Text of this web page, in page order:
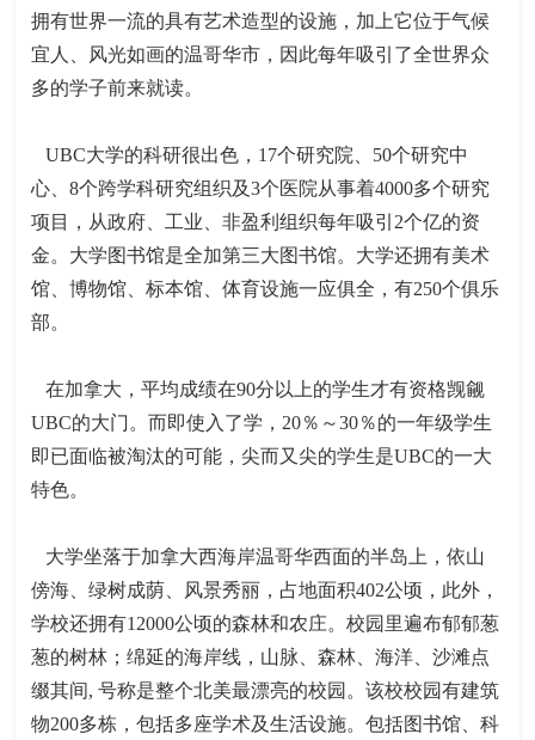
拥有世界一流的具有艺术造型的设施，加上它位于气候
宜人、风光如画的温哥华市，因此每年吸引了全世界众
多的学子前来就读。
UBC大学的科研很出色，17个研究院、50个研究中
心、8个跨学科研究组织及3个医院从事着4000多个研究
项目，从政府、工业、非盈利组织每年吸引2个亿的资
金。大学图书馆是全加第三大图书馆。大学还拥有美术
馆、博物馆、标本馆、体育设施一应俱全，有250个俱乐
部。
在加拿大，平均成绩在90分以上的学生才有资格觊觎
UBC的大门。而即使入了学，20％～30％的一年级学生
即已面临被淘汰的可能，尖而又尖的学生是UBC的一大
特色。
大学坐落于加拿大西海岸温哥华西面的半岛上，依山
傍海、绿树成荫、风景秀丽，占地面积402公顷，此外，
学校还拥有12000公顷的森林和农庄。校园里遍布郁郁葱
葱的树林；绵延的海岸线，山脉、森林、海洋、沙滩点
缀其间, 号称是整个北美最漂亮的校园。该校校园有建筑
物200多栋，包括多座学术及生活设施。包括图书馆、科